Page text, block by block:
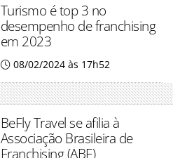
Turismo é top 3 no
desempenho de franchising
em 2023
08/02/2024 às 17h52
BeFly Travel se afilia à
Associação Brasileira de
Franchising (ABF)